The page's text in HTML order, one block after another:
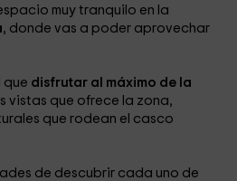
muy tranquilo en la
, donde vas a poder aprovechar
que disfrutar al máximo de la
vistas que ofrece la zona,
que rodean el casco
de descubrir cada uno de